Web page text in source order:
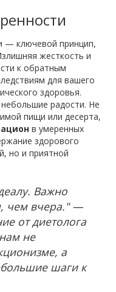
— ключевой принцип,
жесткость и
к обратным
для вашего
здоровья.
радости. Не
пищи или десерта,
в умеренных
здорового
но и приятной
Важно
чем вчера." —
от диетолога
не
а
шаги к